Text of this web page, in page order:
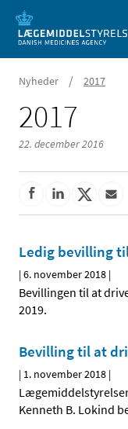
Nyheder / 2017
2017
22. december 2016
Ledig bevilling
|6. november 2018 |
Bevillingen til at
2019.
Bevilling til at
| 1. november 2018 |
Kenneth B. Lokind